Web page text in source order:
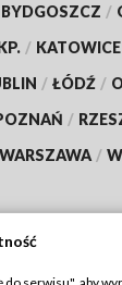
BYDGOSZCZ /
/ KATOWICE
/ ŁÓDŹ /
/
WARSZAWA /